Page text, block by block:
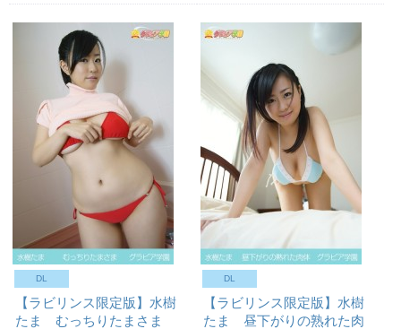
DL
【ラビリンス限定版】水樹
たま むっちりたまさま
DL
【ラビリンス限定版】水樹
たま 昼下がりの熟れた肉